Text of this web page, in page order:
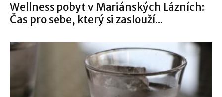
Wellness pobyt v Mariánských Lázních:
Čas pro sebe, který si zaslouží...